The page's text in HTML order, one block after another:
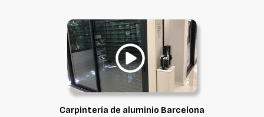
Carpintería de aluminio Barcelona